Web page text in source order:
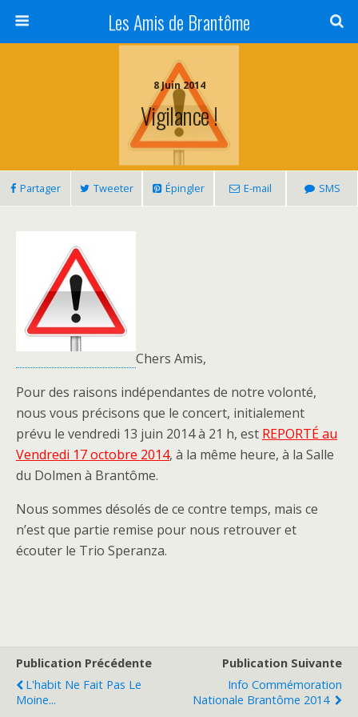
Les Amis de Brantôme
8 Juin 2014
Vigilance !
Partager Tweeter Épingler E-mail SMS
Chers Amis,
Pour des raisons indépendantes de notre volonté,
nous vous précisons que le concert, initialement
prévu le vendredi 13 juin 2014 à 21 h, est REPORTÉ au
Vendredi 17 octobre 2014, à la même heure, à la Salle
du Dolmen à Brantôme.
Nous sommes désolés de ce contre temps, mais ce
n’est que partie remise pour nous retrouver et
écouter le Trio Speranza.
Publication Précédente
L'habit Ne Fait Pas Le
Moine...
Publication Suivante
Info Commémoration
Nationale Brantôme 2014